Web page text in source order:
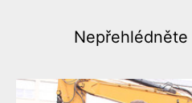
Nepřehlédněte